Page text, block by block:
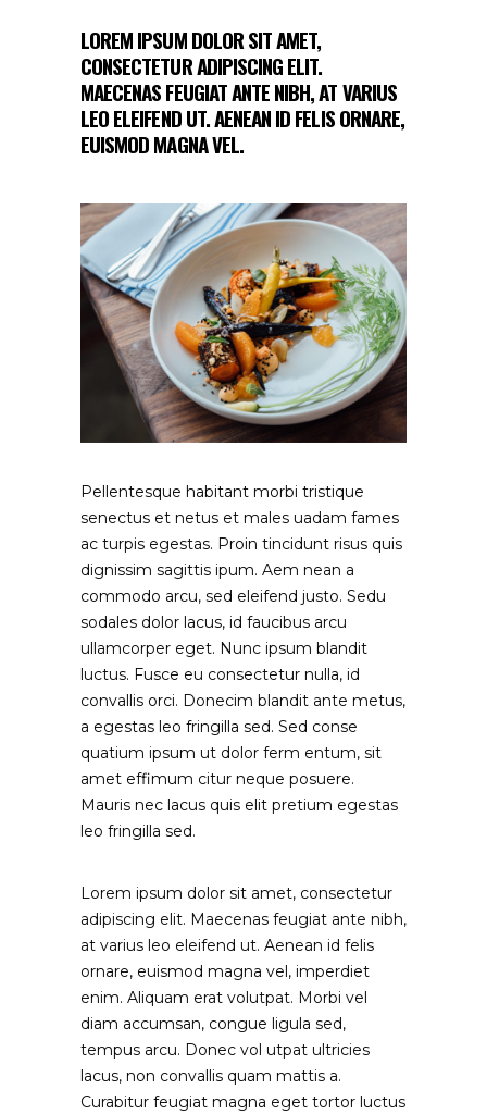
LOREM IPSUM DOLOR SIT AMET,
CONSECTETUR ADIPISCING ELIT.
MAECENAS FEUGIAT ANTE NIBH, AT VARIUS
LEO ELEIFEND UT. AENEAN ID FELIS ORNARE,
EUISMOD MAGNA VEL.
Pellentesque habitant morbi tristique
senectus et netus et males uadam fames
ac turpis egestas. Proin tincidunt risus quis
dignissim sagittis ipum. Aem nean a
commodo arcu, sed eleifend justo. Sedu
sodales dolor lacus, id faucibus arcu
ullamcorper eget. Nunc ipsum blandit
luctus. Fusce eu consectetur nulla, id
convallis orci. Donecim blandit ante metus,
a egestas leo fringilla sed. Sed conse
quatium ipsum ut dolor ferm entum, sit
amet effimum citur neque posuere.
Mauris nec lacus quis elit pretium egestas
leo fringilla sed.
Lorem ipsum dolor sit amet, consectetur
adipiscing elit. Maecenas feugiat ante nibh,
at varius leo eleifend ut. Aenean id felis
ornare, euismod magna vel, imperdiet
enim. Aliquam erat volutpat. Morbi vel
diam accumsan, congue ligula sed,
tempus arcu. Donec vol utpat ultricies
lacus, non convallis quam mattis a.
Curabitur feugiat magna eget tortor luctus